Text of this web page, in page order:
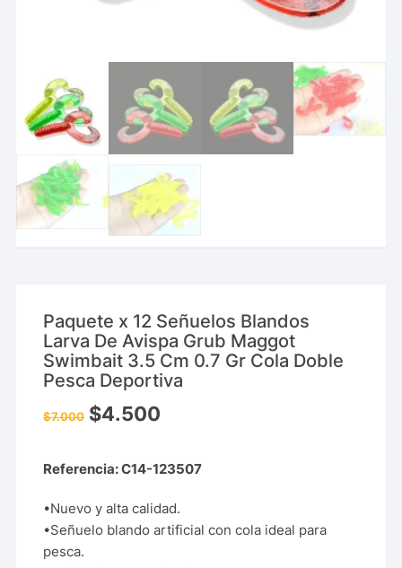
Paquete x 12 Señuelos Blandos
Larva De Avispa Grub Maggot
Swimbait 3.5 Cm 0.7 Gr Cola Doble
Pesca Deportiva
$7.000 $4.500
Referencia: C14-123507
•Nuevo y alta calidad.
•Señuelo blando artificial con cola ideal para
pesca.